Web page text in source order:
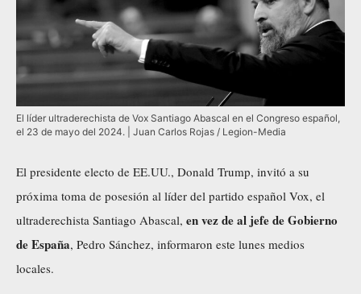
El líder ultraderechista de Vox Santiago Abascal en el Congreso español,
el 23 de mayo del 2024. | Juan Carlos Rojas / Legion-Media
El presidente electo de EE.UU., Donald Trump, invitó a su
próxima toma de posesión al líder del partido español Vox, el
ultraderechista Santiago Abascal, en vez de al jefe de Gobierno
de España, Pedro Sánchez, informaron este lunes medios
locales.